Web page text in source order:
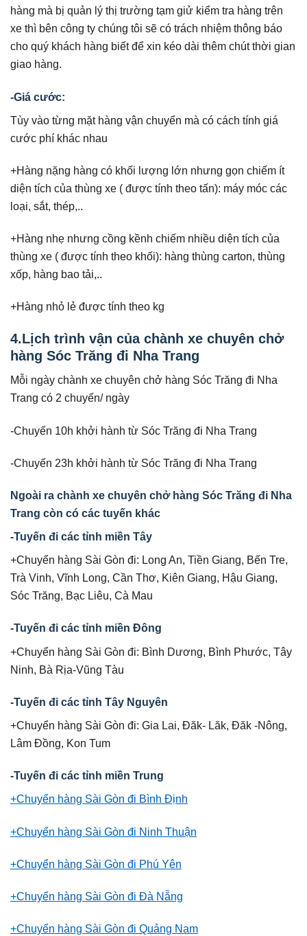
hàng mà bị quản lý thị trường tạm giử kiểm tra hàng trên
xe thì bên công ty chúng tôi sẽ có trách nhiệm thông báo
cho quý khách hàng biết để xin kéo dài thêm chút thời gian
giao hàng.
-Giá cước:
Tùy vào từng mặt hàng vận chuyển mà có cách tính giá
cước phí khác nhau
+Hàng nặng hàng có khối lượng lớn nhưng gọn chiếm ít
diện tích của thùng xe ( được tính theo tấn): máy móc các
loại, sắt, thép,..
+Hàng nhẹ nhưng cồng kềnh chiếm nhiều diện tích của
thùng xe ( được tính theo khối): hàng thùng carton, thùng
xốp, hàng bao tải,..
+Hàng nhỏ lẻ được tính theo kg
4.Lịch trình vận của chành xe chuyên chở
hàng Sóc Trăng đi Nha Trang
Mỗi ngày chành xe chuyên chở hàng Sóc Trăng đi Nha
Trang có 2 chuyến/ ngày
-Chuyến 10h khởi hành từ Sóc Trăng đi Nha Trang
-Chuyến 23h khởi hành từ Sóc Trăng đi Nha Trang
Ngoài ra chành xe chuyên chở hàng Sóc Trăng đi Nha
Trang còn có các tuyến khác
-Tuyến đi các tỉnh miền Tây
+Chuyển hàng Sài Gòn đi: Long An, Tiền Giang, Bến Tre,
Trà Vinh, Vĩnh Long, Cần Thơ, Kiên Giang, Hậu Giang,
Sóc Trăng, Bạc Liêu, Cà Mau
-Tuyến đi các tỉnh miền Đông
+Chuyển hàng Sài Gòn đi: Bình Dương, Bình Phước, Tây
Ninh, Bà Rịa-Vũng Tàu
-Tuyến đi các tỉnh Tây Nguyên
+Chuyển hàng Sài Gòn đi: Gia Lai, Đăk- Lăk, Đăk -Nông,
Lâm Đồng, Kon Tum
-Tuyến đi các tỉnh miền Trung
+Chuyển hàng Sài Gòn đi Bình Định
+Chuyển hàng Sài Gòn đi Ninh Thuận
+Chuyển hàng Sài Gòn đi Phú Yên
+Chuyển hàng Sài Gòn đi Đà Nẵng
+Chuyển hàng Sài Gòn đi Quảng Nam